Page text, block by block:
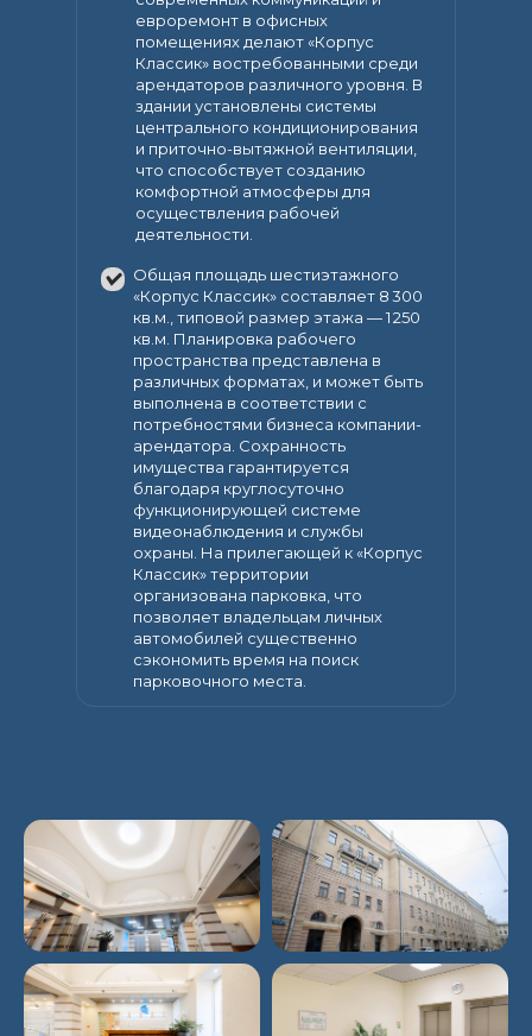
Общая площадь шестиэтажного
«Корпус Классик» составляет 8 300
кв.м., типовой размер этажа — 1 250
кв.м. Планировка рабочего
пространства представлена в
различных форматах, и может быть
выполнена в соответствии с
потребностями бизнеса компании-
арендатора. Сохранность
имущества гарантируется
благодаря круглосуточно
функционирующей системе
видеонаблюдения и службы
охраны. На прилегающей к «Корпус
Классик» территории
организована парковка, что
позволяет владельцам личных
автомобилей существенно
сэкономить время на поиск
парковочного места.
евроремонт в офисных
помещениях делают «Корпус
Классик» востребованными среди
арендаторов различного уровня. В
здании установлены системы
центрального кондиционирования
и приточно-вытяжной вентиляции,
что способствует созданию
комфортной атмосферы для
осуществления рабочей
деятельности.